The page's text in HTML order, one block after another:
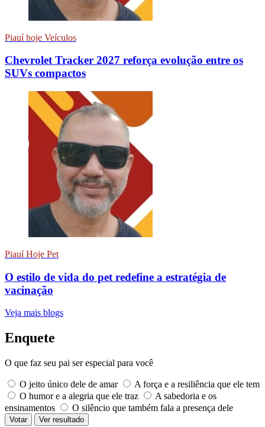
Piauí hoje Veículos
Chevrolet Tracker 2027 reforça evolução entre os
SUVs compactos
Piauí Hoje Pet
O estilo de vida do pet redefine a estratégia de
vacinação
Veja mais blogs
Enquete
O que faz seu pai ser especial para você
O jeito único dele de amar
A força e a resiliência que ele tem
O humor e a alegria que ele traz
A sabedoria e os
ensinamentos
O silêncio que também fala a presença dele
Votar Ver resultado